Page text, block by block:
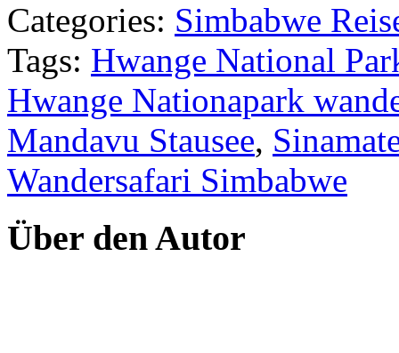
Categories: Simbabwe
Tags: Hwange National
Hwange Nationapark
Mandavu Stausee,
Wandersafari Simbabwe
Über den Autor